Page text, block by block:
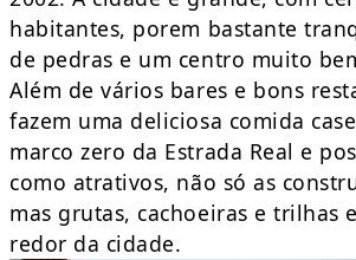
habitantes, porem bastante
de pedras e um centro muito
Além de vários bares e bons
fazem uma deliciosa comida
marco zero da Estrada Real e
como atrativos, não só as
mas grutas, cachoeiras e trilhas
redor da cidade.